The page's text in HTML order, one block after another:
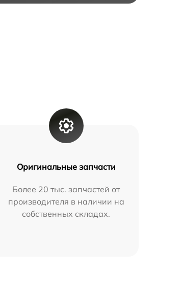
Оригинальные запчасти
Более 20 тыс. запчастей от
производителя в наличии на
собственных складах.